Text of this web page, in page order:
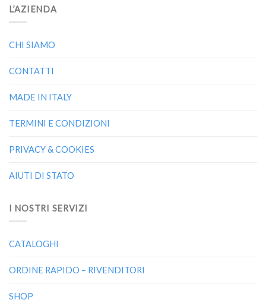
L’AZIENDA
CHI SIAMO
CONTATTI
MADE IN ITALY
TERMINI E CONDIZIONI
PRIVACY & COOKIES
AIUTI DI STATO
I NOSTRI SERVIZI
CATALOGHI
ORDINE RAPIDO – RIVENDITORI
SHOP